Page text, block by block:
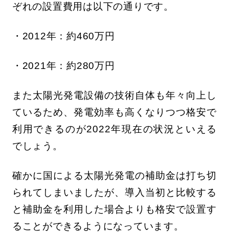
ぞれの設置費用は以下の通りです。
・2012年：約460万円
・2021年：約280万円
また太陽光発電設備の技術自体も年々向上し
ているため、発電効率も高くなりつつ格安で
利用できるのが2022年現在の状況といえる
でしょう。
確かに国による太陽光発電の補助金は打ち切
られてしまいましたが、導入当初と比較する
と補助金を利用した場合よりも格安で設置す
ることができるようになっています。